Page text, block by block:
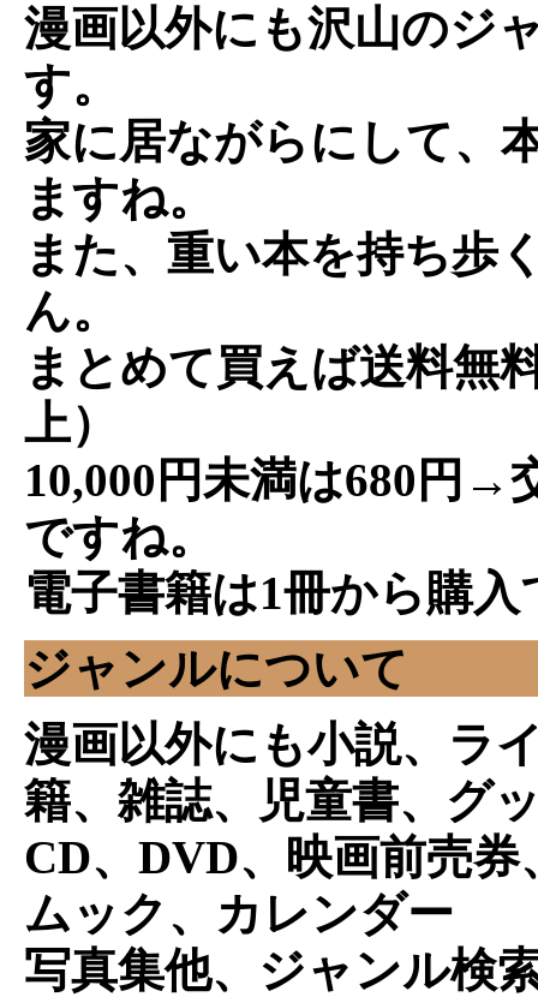
漫画以外にも沢山のジ
す。
家に居ながらにして、
ますね。
また、重い本を持ち歩
ん。
まとめて買えば送料無
上）
10,000円未満は680円→
ですね。
電子書籍は1冊から購
ジャンルについて
漫画以外にも小説、ラ
籍、雑誌、児童書、グ
CD、DVD、映画前売
ムック、カレンダー
写真集他、ジャンル検